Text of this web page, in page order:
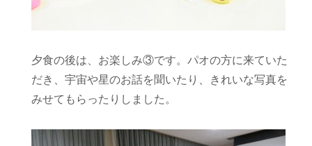
夕食の後は、お楽しみ③です。パオの方に来ていた
だき、宇宙や星のお話を聞いたり、きれいな写真を
みせてもらったりしました。